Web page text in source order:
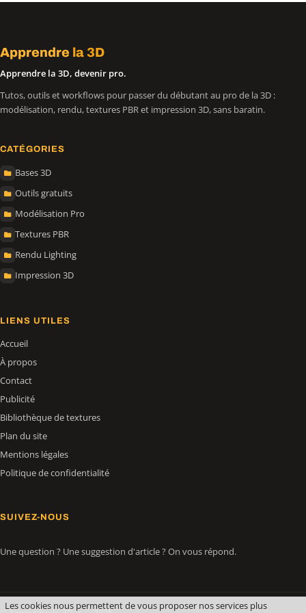
Apprendre la 3D
Apprendre la 3D, devenir pro.
Tutos, outils et workflows pour passer du débutant au pro de la 3D :
modélisation, rendu, textures PBR et impression 3D, sans baratin.
CATÉGORIES
Bases 3D
Outils gratuits
Modélisation Pro
Textures PBR
Rendu Lighting
Impression 3D
LIENS UTILES
Accueil
À propos
Contact
Publicité
Bibliothèque de textures
Plan du site
Mentions légales
Politique de confidentialité
SUIVEZ-NOUS
Une question ? Une suggestion d'article ? On vous répond.
Les cookies nous permettent de vous proposer nos services plus